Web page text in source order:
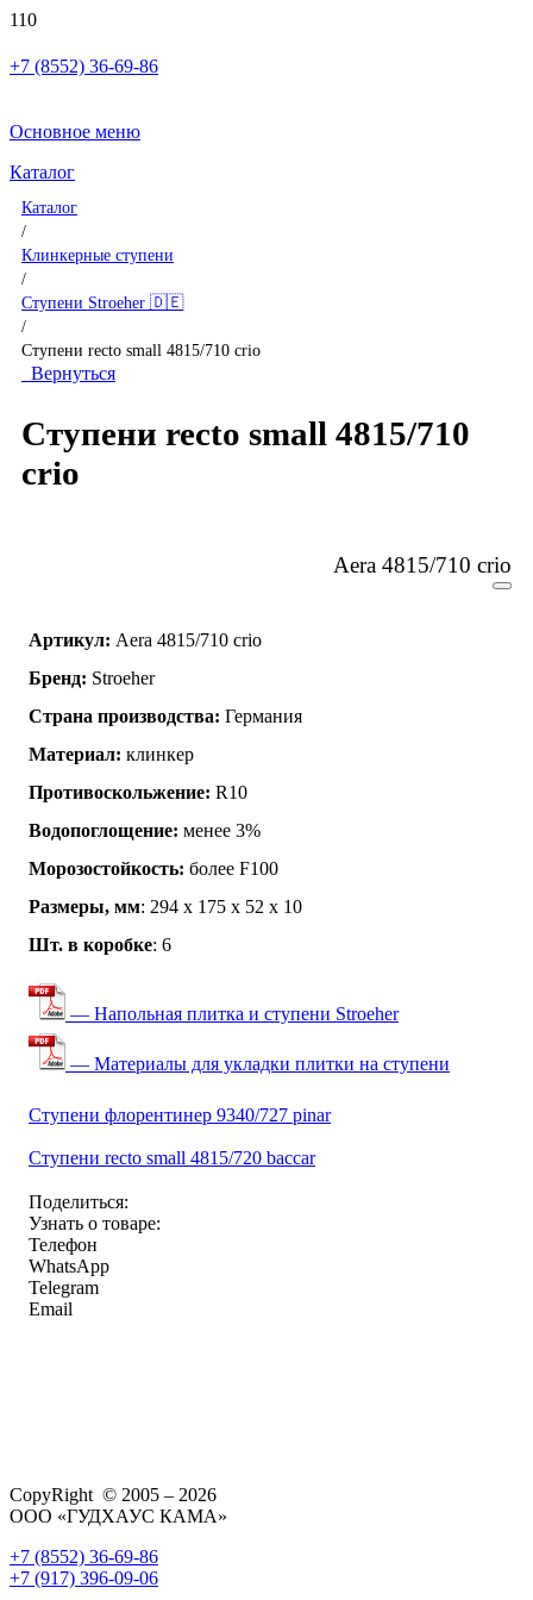
+7 (8552) 36-69-86
Основное меню
Каталог
Каталог
/
Клинкерные ступени
/
Ступени Stroeher 🇩🇪
/
Ступени recto small 4815/710 crio
Вернуться
Ступени recto small 4815/710
crio
Aera 4815/710 crio
Артикул: Aera 4815/710 crio
Бренд: Stroeher
Страна производства: Германия
Материал: клинкер
Противоскольжение: R10
Водопоглощение: менее 3%
Морозостойкость: более F100
Размеры, мм: 294 x 175 x 52 x 10
Шт. в коробке: 6
— Напольная плитка и ступени Stroeher
— Материалы для укладки плитки на ступени
Ступени флорентинер 9340/727 pinar
Ступени recto small 4815/720 baccar
Поделиться:
Узнать о товаре:
Телефон
WhatsApp
Telegram
Email
CopyRight © 2005 – 2026
ООО «ГУДХАУС КАМА»
+7 (8552) 36-69-86
+7 (917) 396-09-06